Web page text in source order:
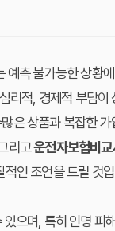
예측 불가능한 상황
리적, 경제적 부담
은 상품과 복잡한
리고운전자보험비
인 조언을 드릴 것
으며, 특히 인명